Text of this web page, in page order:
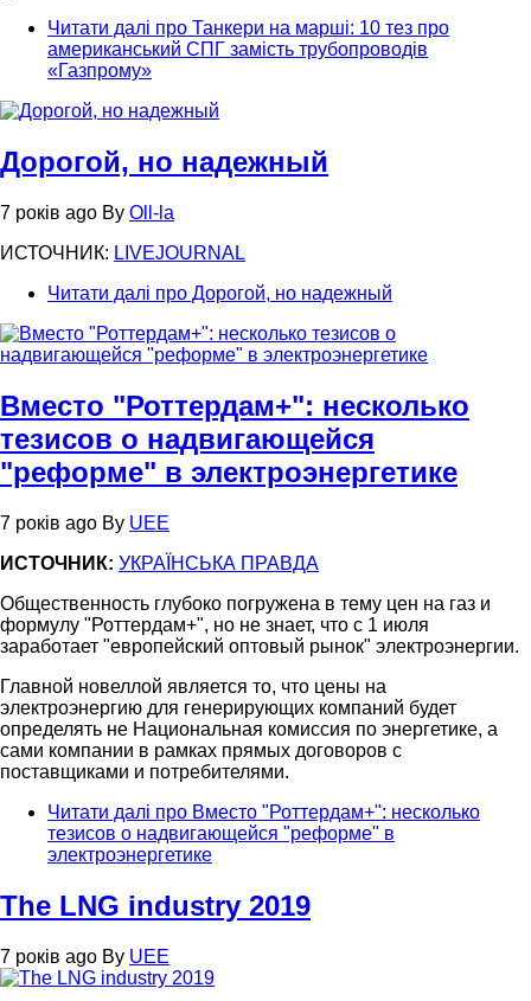
Читати далі про Танкери на марші: 10 тез про
американський СПГ замість трубопроводів
«Газпрому»
Дорогой, но надежный
7 років ago By Oll-la
ИСТОЧНИК: LIVEJOURNAL
Читати далі про Дорогой, но надежный
Вместо "Роттердам+": несколько
тезисов о надвигающейся
"реформе" в электроэнергетике
7 років ago By UEE
ИСТОЧНИК: УКРАЇНСЬКА ПРАВДА
Общественность глубоко погружена в тему цен на газ и
формулу "Роттердам+", но не знает, что с 1 июля
заработает "европейский оптовый рынок" электроэнергии.
Главной новеллой является то, что цены на
электроэнергию для генерирующих компаний будет
определять не Национальная комиссия по энергетике, а
сами компании в рамках прямых договоров с
поставщиками и потребителями.
Читати далі про Вместо "Роттердам+": несколько
тезисов о надвигающейся "реформе" в
электроэнергетике
The LNG industry 2019
7 років ago By UEE